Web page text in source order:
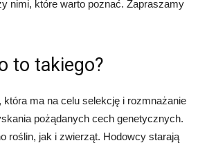
nimi, które warto poznać. Zapraszamy
to takiego?
która ma na celu selekcję i rozmnażanie
pożądanych cech genetycznych.
roślin, jak i zwierząt. Hodowcy starają